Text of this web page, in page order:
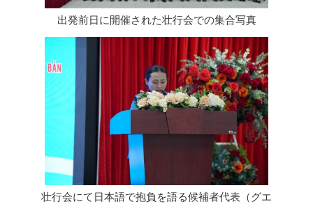
出発前日に開催された壮行会での集合写真
壮行会にて日本語で抱負を語る候補者代表（グエ